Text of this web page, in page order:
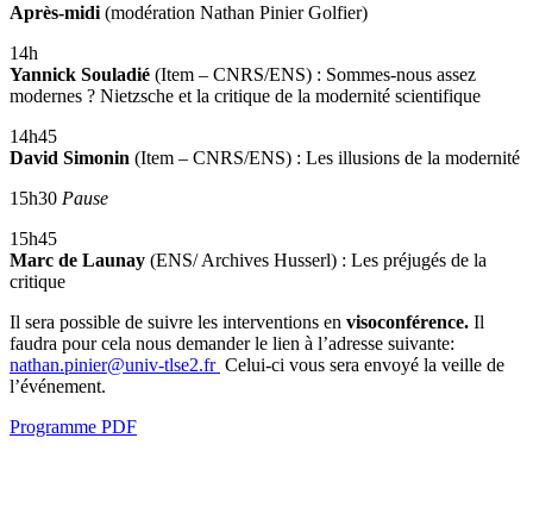
Après-midi (modération Nathan Pinier Golfier)
14h
Yannick Souladié (Item – CNRS/ENS) : Sommes-nous assez
modernes ? Nietzsche et la critique de la modernité scientifique
14h45
David Simonin (Item – CNRS/ENS) : Les illusions de la modernité
15h30 Pause
15h45
Marc de Launay (ENS/ Archives Husserl) : Les préjugés de la
critique
Il sera possible de suivre les interventions en visoconférence. Il
faudra pour cela nous demander le lien à l’adresse suivante:
nathan.pinier@univ-tlse2.fr Celui-ci vous sera envoyé la veille de
l’événement.
Programme PDF